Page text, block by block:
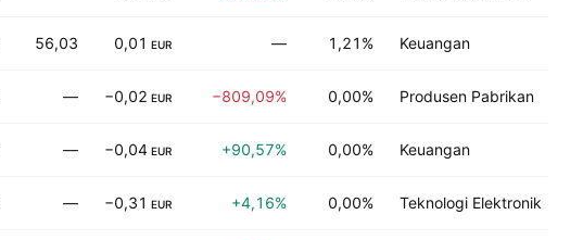
56,03 0,01 EUR — 1,21% Keuangan
— −0,02 EUR −809,09% 0,00% Produsen Pabrikan
— −0,04 EUR +90,57% 0,00% Keuangan
— −0,31 EUR +4,16% 0,00% Teknologi Elektronik